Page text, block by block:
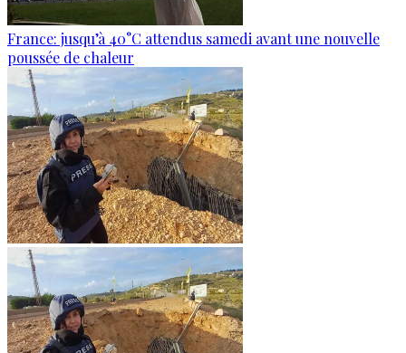
France: jusqu’à 40°C attendus samedi avant une nouvelle
poussée de chaleur